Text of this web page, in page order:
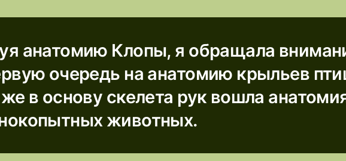
анатомию Клопы, я обращала
очередь на анатомию крыльев
в основу скелета рук вошла
животных.